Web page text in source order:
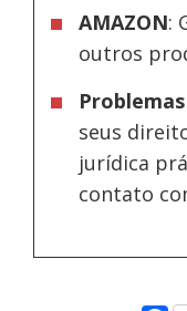
AMAZON:
outros
seus
jurídica
contato